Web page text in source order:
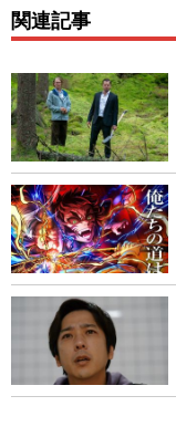
関連記事